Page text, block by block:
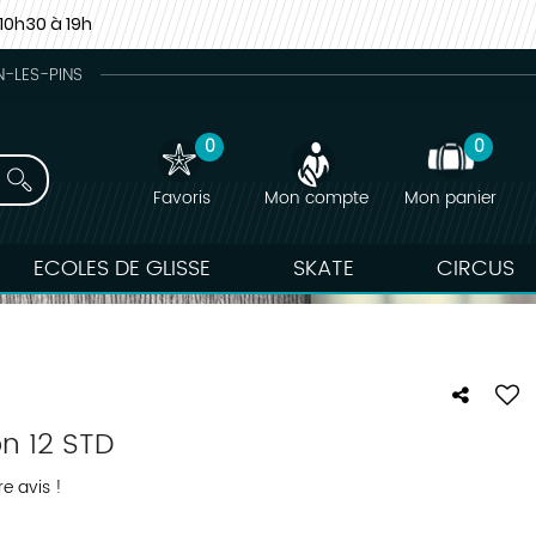
à 19h
LES-PINS
0
Favoris
Mon compte
0
Mon panier
ECOLES DE GLISSE SKATE CIRCUS
12 STD
avis !